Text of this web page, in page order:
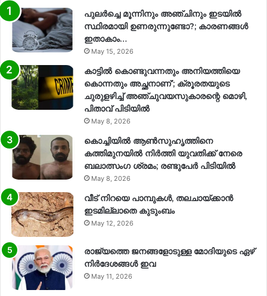
പുലർച്ചെ മൂന്നിനും അഞ്ചിനും ഇടയിൽ
സ്ഥിരമായി ഉണരുന്നുണ്ടോ?; കാരണങ്ങള്‍
ഇതാകാം…
May 15, 2026
കാട്ടിൽ കൊണ്ടുവന്നതും അനിയത്തിയെ
കൊന്നതും അച്ഛനാണ്’; ക്രൂരതയുടെ
ചുരുളഴിച്ച് അഞ്ചുവയസുകാരന്റെ മൊഴി,
പിതാവ് പിടിയിൽ
May 8, 2026
കൊച്ചിയിൽ ആൺസുഹൃത്തിനെ
കത്തിമുനയിൽ നിർത്തി യുവതിക്ക് നേരെ
ബലാത്സംഗ​ ശ്രമം; രണ്ടുപേർ പിടിയിൽ
May 8, 2026
വീട് നിറയെ പാമ്പുകൾ, തലചായ്ക്കാൻ
ഇടമില്ലാതെ കുടുംബം
May 12, 2026
രാജ്യത്തെ ജനങ്ങളോടുള്ള മോദിയുടെ ഏഴ്
നിര്‍ദേശങ്ങള്‍ ഇവ
May 11, 2026